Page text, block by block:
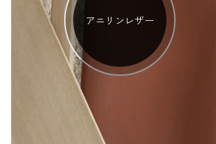
アニリンレザー